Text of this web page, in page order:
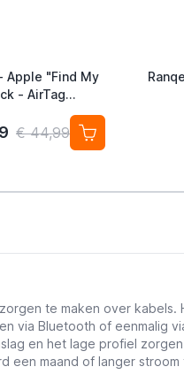
Apple "Find My
- AirTag
€ 44,99
te maken over
via Bluetooth of eenmalig
en het lage profiel
maand of langer